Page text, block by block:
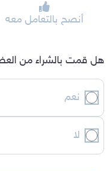
أنصح بالتعامل معه
هل قمت بالشراء من
نعم
لا